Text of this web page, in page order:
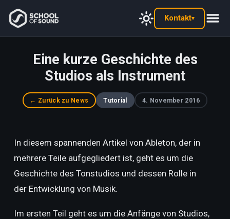
Kontakt▾
Eine kurze Geschichte des
Studios als Instrument
← Zurück zu News Tutorial 4. November 2016
In diesem spannenden Artikel von Ableton, der in
mehrere Teile aufgegliedert ist, geht es um die
Geschichte des Tonstudios und dessen Rolle in
der Entwicklung von Musik.
Im ersten Teil geht es um die Anfänge von Studios,